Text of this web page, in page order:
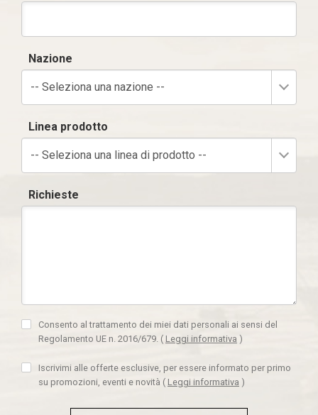
Nazione
-- Seleziona una nazione --
Linea prodotto
-- Seleziona una linea di prodotto --
Richieste
Consento al trattamento dei miei dati personali ai sensi del
Regolamento UE n. 2016/679. ( Leggi informativa )
Iscrivimi alle offerte esclusive, per essere informato per primo
su promozioni, eventi e novità ( Leggi informativa )